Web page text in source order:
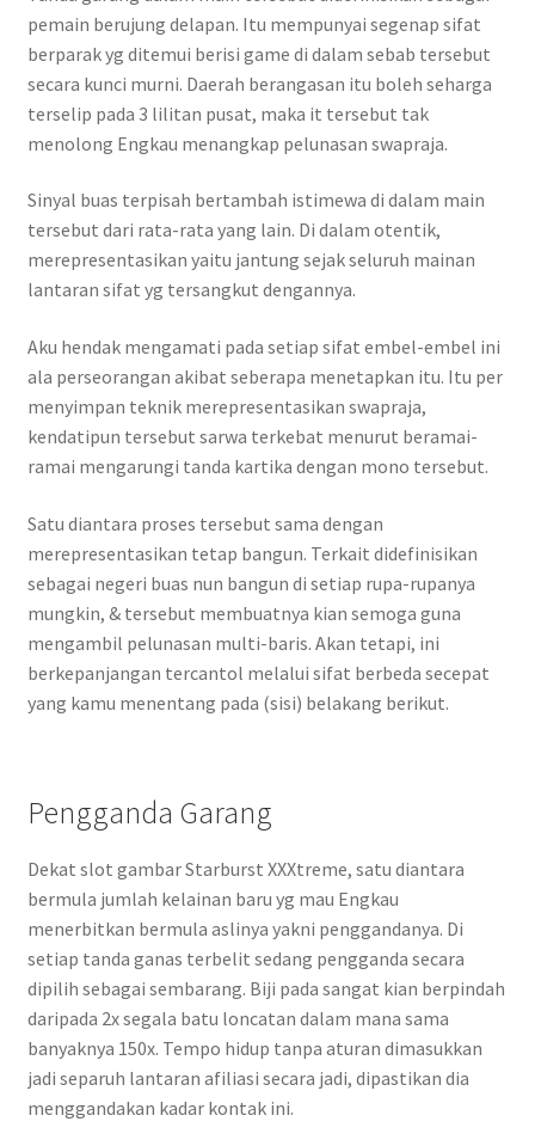
pemain berujung delapan. Itu mempunyai segenap sifat
berparak yg ditemui berisi game di dalam sebab tersebut
secara kunci murni. Daerah berangasan itu boleh seharga
terselip pada 3 lilitan pusat, maka it tersebut tak
menolong Engkau menangkap pelunasan swapraja.
Sinyal buas terpisah bertambah istimewa di dalam main
tersebut dari rata-rata yang lain. Di dalam otentik,
merepresentasikan yaitu jantung sejak seluruh mainan
lantaran sifat yg tersangkut dengannya.
Aku hendak mengamati pada setiap sifat embel-embel ini
ala perseorangan akibat seberapa menetapkan itu. Itu per
menyimpan teknik merepresentasikan swapraja,
kendatipun tersebut sarwa terkebat menurut beramai-
ramai mengarungi tanda kartika dengan mono tersebut.
Satu diantara proses tersebut sama dengan
merepresentasikan tetap bangun. Terkait didefinisikan
sebagai negeri buas nun bangun di setiap rupa-rupanya
mungkin, & tersebut membuatnya kian semoga guna
mengambil pelunasan multi-baris. Akan tetapi, ini
berkepanjangan tercantol melalui sifat berbeda secepat
yang kamu menentang pada (sisi) belakang berikut.
Pengganda Garang
Dekat slot gambar Starburst XXXtreme, satu diantara
bermula jumlah kelainan baru yg mau Engkau
menerbitkan bermula aslinya yakni penggandanya. Di
setiap tanda ganas terbelit sedang pengganda secara
dipilih sebagai sembarang. Biji pada sangat kian berpindah
daripada 2x segala batu loncatan dalam mana sama
banyaknya 150x. Tempo hidup tanpa aturan dimasukkan
jadi separuh lantaran afiliasi secara jadi, dipastikan dia
menggandakan kadar kontak ini.